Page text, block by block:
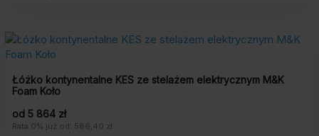
Łóżko kontynentalne KES ze stelażem elektrycznym M&K
Foam Koło
od 5 864 zł
Rata 0% już od: 586,40 zł